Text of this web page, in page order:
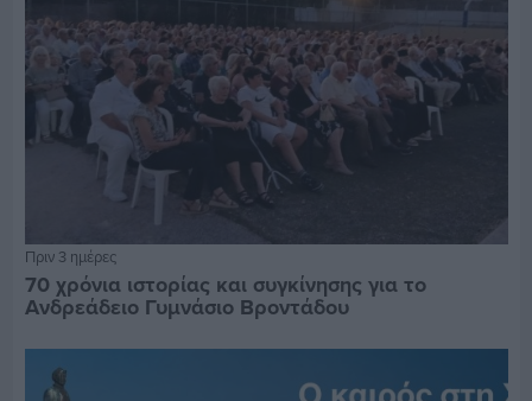
Πριν 3 ημέρες
70 χρόνια ιστορίας και συγκίνησης για το
Ανδρεάδειο Γυμνάσιο Βροντάδου